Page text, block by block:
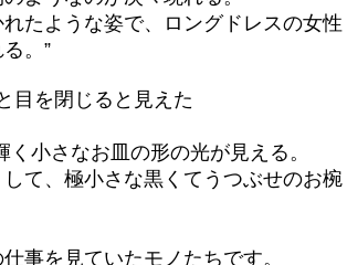
たような姿で、ロングドレスの女性
。”
を閉じると見えた
く小さなお皿の形の光が見える。
て、極小さな黒くてうつぶせのお椀
仕事を見ていたモノたちです。